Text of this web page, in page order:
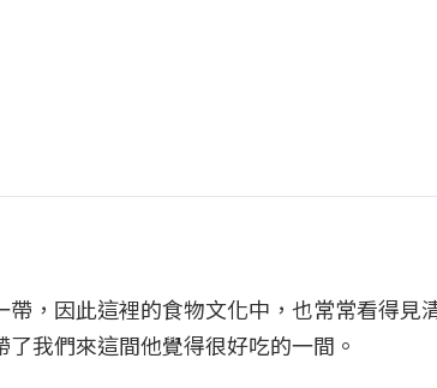
，因此這裡的食物文化中，也常常看得見
我們來這間他覺得很好吃的一間。